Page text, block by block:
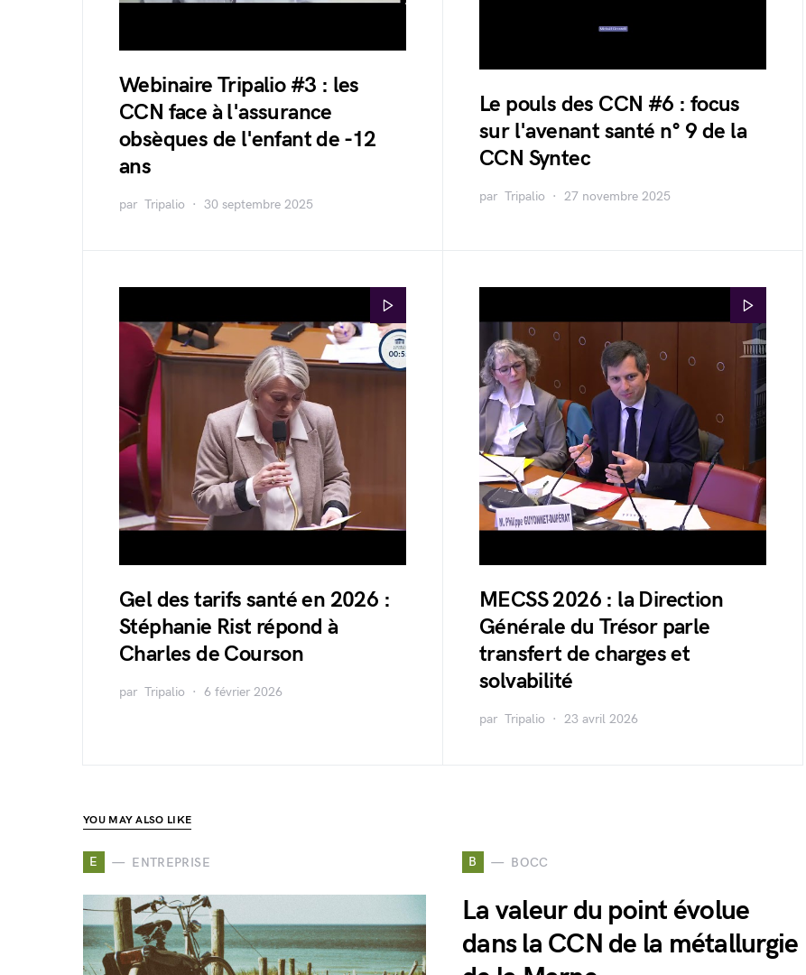
Webinaire Tripalio #3 : les
CCN face à l'assurance
obsèques de l'enfant de -12
ans
par Tripalio 30 septembre 2025
Le pouls des CCN #6 : focus
sur l'avenant santé n° 9 de la
CCN Syntec
par Tripalio 27 novembre 2025
Gel des tarifs santé en 2026 :
Stéphanie Rist répond à
Charles de Courson
par Tripalio 6 février 2026
MECSS 2026 : la Direction
Générale du Trésor parle
transfert de charges et
solvabilité
par Tripalio 23 avril 2026
YOU MAY ALSO LIKE
E ENTREPRISE B BOCC
La valeur du point évolue
dans la CCN de la métallurgie